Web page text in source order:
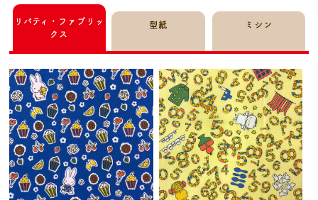
リバティ・ファブリッ
クス
型紙 ミシン